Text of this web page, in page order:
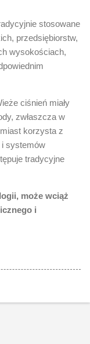
stosowane
przedsiębiorstw,
wysokościach,
ciśnień miały
zwłaszcza w
korzysta z
i systemów
tradycyjne
może wciąż
i